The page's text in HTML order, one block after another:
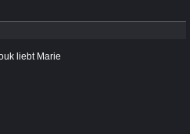
liebt Marie